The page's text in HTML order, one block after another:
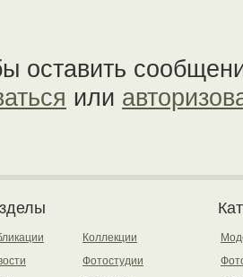
оставить
или
Коллекции
Фотостудии